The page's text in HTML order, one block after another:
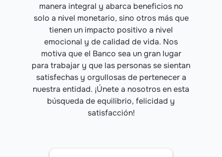
manera integral y abarca beneficios no
solo a nivel monetario, sino otros más que
tienen un impacto positivo a nivel
emocional y de calidad de vida. Nos
motiva que el Banco sea un gran lugar
para trabajar y que las personas se sientan
satisfechas y orgullosas de pertenecer a
nuestra entidad. ¡Únete a nosotros en esta
búsqueda de equilibrio, felicidad y
satisfacción!